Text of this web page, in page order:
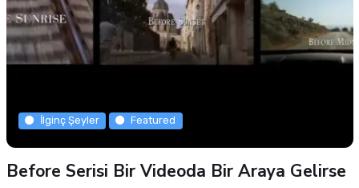
İlginç Şeyler Featured
Before Serisi Bir Videoda Bir Araya Gelirse